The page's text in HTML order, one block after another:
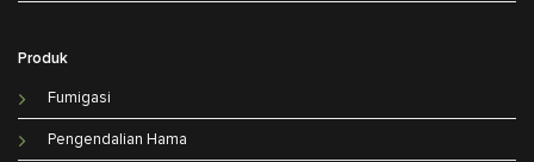
Produk
Fumigasi
Pengendalian Hama